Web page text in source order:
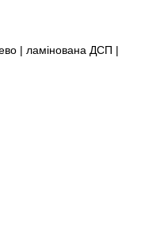
| ламінована ДСП |